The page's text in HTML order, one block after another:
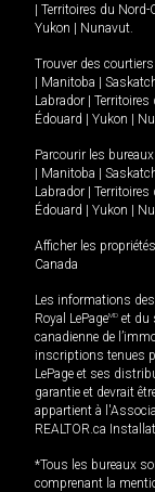
| Territoires du Nord-
Yukon | Nunavut
Trouver des courtiers
| Manitoba |
Labrador | Territoires
Édouard | Yukon |
Parcourir les bureaux
| Manitoba |
Labrador | Territoires
Édouard | Yukon |
Afficher les
Canada
Les informations
Royal LePageMD et du
canadienne de
inscriptions tenues
LePage et ses
garantie et devrait
appartient à
REALTOR.ca
*Tous les bureaux
comprenant la